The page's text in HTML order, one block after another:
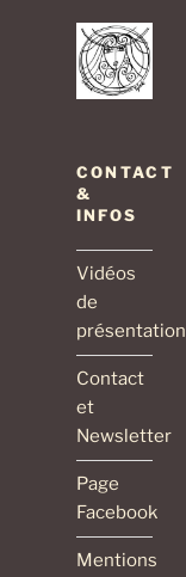
CONTACT
&
INFOS
Vidéos
de
présentation
Contact
et
Newsletter
Page
Facebook
Mentions